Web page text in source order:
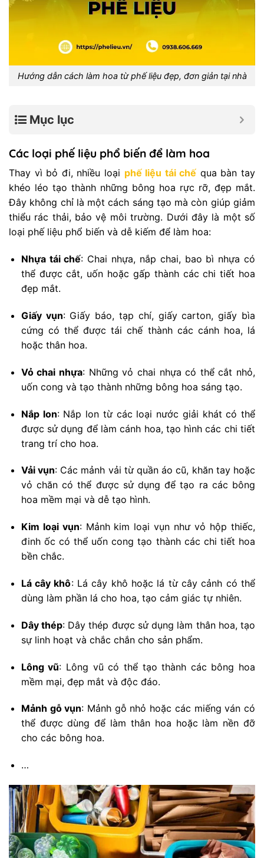
Hướng dẫn cách làm hoa từ phế liệu đẹp, đơn giản tại nhà
Mục lục
Các loại phế liệu phổ biến để làm hoa
Thay vì bỏ đi, nhiều loại phế liệu tái chế qua bàn tay
khéo léo tạo thành những bông hoa rực rỡ, đẹp mắt.
Đây không chỉ là một cách sáng tạo mà còn giúp giảm
thiểu rác thải, bảo vệ môi trường. Dưới đây là một số
loại phế liệu phổ biến và dễ kiếm để làm hoa:
Nhựa tái chế: Chai nhựa, nắp chai, bao bì nhựa có
thể được cắt, uốn hoặc gấp thành các chi tiết hoa
đẹp mắt.
Giấy vụn: Giấy báo, tạp chí, giấy carton, giấy bìa
cứng có thể được tái chế thành các cánh hoa, lá
hoặc thân hoa.
Vỏ chai nhựa: Những vỏ chai nhựa có thể cắt nhỏ,
uốn cong và tạo thành những bông hoa sáng tạo.
Nắp lon: Nắp lon từ các loại nước giải khát có thể
được sử dụng để làm cánh hoa, tạo hình các chi tiết
trang trí cho hoa.
Vải vụn: Các mảnh vải từ quần áo cũ, khăn tay hoặc
vỏ chăn có thể được sử dụng để tạo ra các bông
hoa mềm mại và dễ tạo hình.
Kim loại vụn: Mảnh kim loại vụn như vỏ hộp thiếc,
đinh ốc có thể uốn cong tạo thành các chi tiết hoa
bền chắc.
Lá cây khô: Lá cây khô hoặc lá từ cây cảnh có thể
dùng làm phần lá cho hoa, tạo cảm giác tự nhiên.
Dây thép: Dây thép được sử dụng làm thân hoa, tạo
sự linh hoạt và chắc chắn cho sản phẩm.
Lông vũ: Lông vũ có thể tạo thành các bông hoa
mềm mại, đẹp mắt và độc đáo.
Mảnh gỗ vụn: Mảnh gỗ nhỏ hoặc các miếng ván có
thể được dùng để làm thân hoa hoặc làm nền đỡ
cho các bông hoa.
…